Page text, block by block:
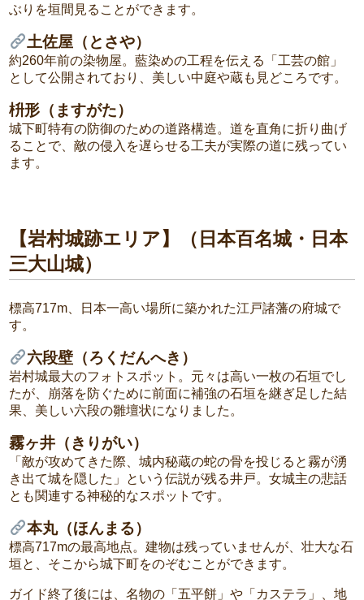
ぶりを垣間見ることができます。
土佐屋（とさや）
約260年前の染物屋。藍染めの工程を伝える「工芸の館」
として公開されており、美しい中庭や蔵も見どころです。
枡形（ますがた）
城下町特有の防御のための道路構造。道を直角に折り曲げ
ることで、敵の侵入を遅らせる工夫が実際の道に残ってい
ます。
【岩村城跡エリア】（日本百名城・日本
三大山城）
標高717m、日本一高い場所に築かれた江戸諸藩の府城で
す。
六段壁（ろくだんへき）
岩村城最大のフォトスポット。元々は高い一枚の石垣でし
たが、崩落を防ぐために前面に補強の石垣を継ぎ足した結
果、美しい六段の雛壇状になりました。
霧ヶ井（きりがい）
「敵が攻めてきた際、城内秘蔵の蛇の骨を投じると霧が湧
き出て城を隠した」という伝説が残る井戸。女城主の悲話
とも関連する神秘的なスポットです。
本丸（ほんまる）
標高717mの最高地点。建物は残っていませんが、壮大な石
垣と、そこから城下町をのぞむことができます。
ガイド終了後には、名物の「五平餅」や「カステラ」、地